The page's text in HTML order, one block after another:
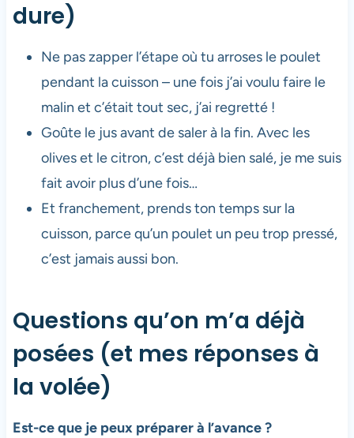
dure)
Ne pas zapper l’étape où tu arroses le poulet
pendant la cuisson – une fois j’ai voulu faire le
malin et c’était tout sec, j’ai regretté !
Goûte le jus avant de saler à la fin. Avec les
olives et le citron, c’est déjà bien salé, je me suis
fait avoir plus d’une fois…
Et franchement, prends ton temps sur la
cuisson, parce qu’un poulet un peu trop pressé,
c’est jamais aussi bon.
Questions qu’on m’a déjà
posées (et mes réponses à
la volée)
Est-ce que je peux préparer à l’avance ?